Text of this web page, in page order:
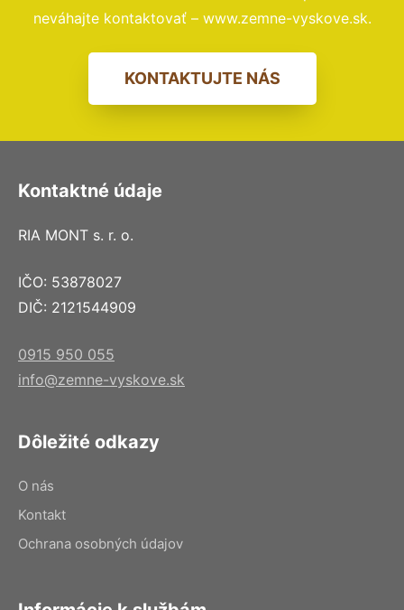
neváhajte kontaktovať – www.zemne-vyskove.sk.
KONTAKTUJTE NÁS
Kontaktné údaje
RIA MONT s. r. o.
IČO: 53878027
DIČ: 2121544909
0915 950 055
info@zemne-vyskove.sk
Dôležité odkazy
O nás
Kontakt
Ochrana osobných údajov